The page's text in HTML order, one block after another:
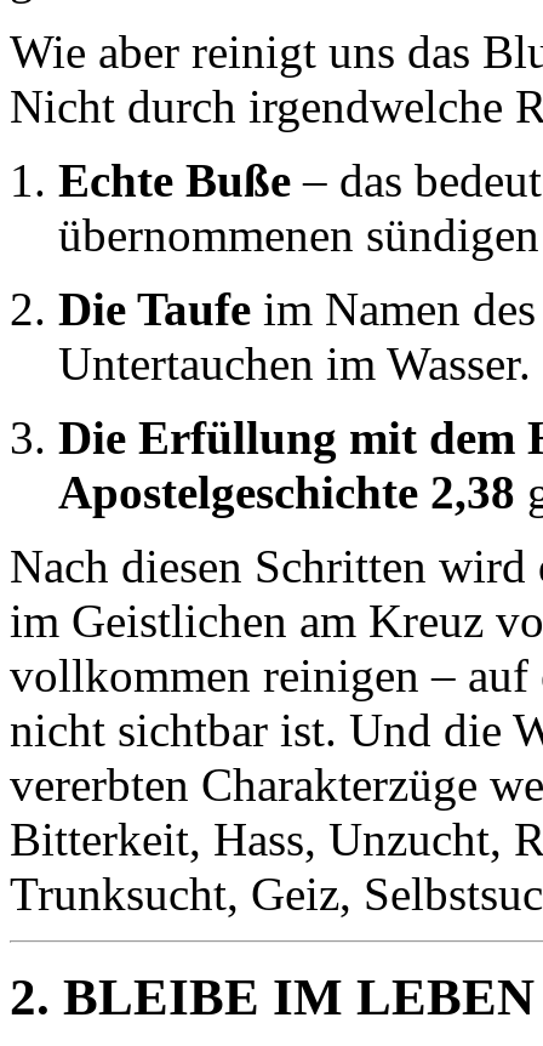
Wie aber reinigt uns das
Nicht durch irgendwelche
Echte Buße – das
übernommenen
Die Taufe im Namen
Untertauchen im Wasser.
Die Erfüllung mit dem
Apostelgeschichte 2,38
Nach diesen Schritten wird
im Geistlichen am Kreuz
vollkommen reinigen – auf
nicht sichtbar ist. Und die
vererbten Charakterzüge
Bitterkeit, Hass, Unzucht,
Trunksucht, Geiz,
2. BLEIBE IM